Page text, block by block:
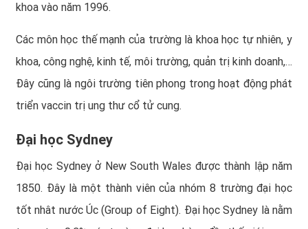
khoa vào năm 1996.
Các môn học thế mạnh của trường là khoa học tự nhiên, y
khoa, công nghệ, kinh tế, môi trường, quản trị kinh doanh,…
Đây cũng là ngôi trường tiên phong trong hoạt động phát
triển vaccin trị ung thư cổ tử cung.
Đại học Sydney
Đại học Sydney ở New South Wales được thành lập năm
1850. Đây là một thành viên của nhóm 8 trường đại học
tốt nhât nước Úc (Group of Eight). Đại học Sydney là nằm